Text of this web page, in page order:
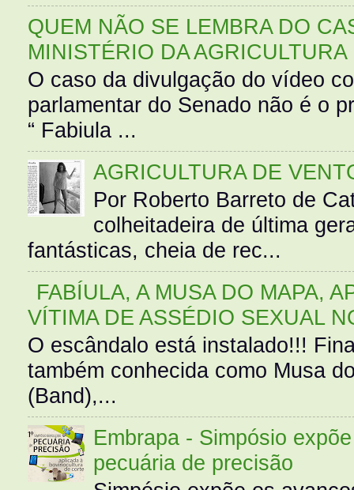
QUEM NÃO SE LEMBRA DO
MINISTÉRIO DA AGRICULTURA
O caso da divulgação do vídeo
parlamentar do Senado não é o
“ Fabiula ...
AGRICULTURA DE
Por Roberto Barreto de
colheitadeira de última
fantásticas, cheia de rec...
FABÍULA, A MUSA DO MAPA,
VÍTIMA DE ASSÉDIO SEXUAL
O escândalo está instalado!!!
também conhecida como Musa
(Band),...
Embrapa - Simpósio
pecuária de precisão